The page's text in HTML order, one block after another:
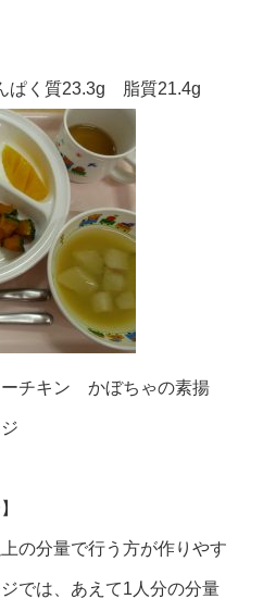
ぱく質23.3g 脂質21.4g
チキン かぼちゃの素揚
の分量で行う方が作りやす
では、あえて1人分の分量